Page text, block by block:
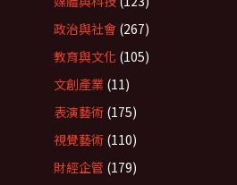
政治與社會 (267)
教育與文化 (105)
文創產業 (11)
表演藝術 (175)
視覺藝術 (110)
財經企管 (179)